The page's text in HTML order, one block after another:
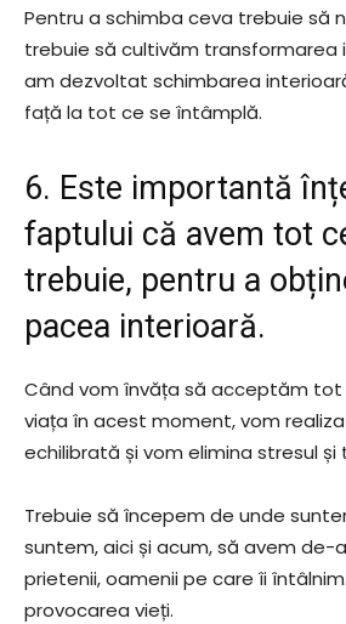
Pentru a schimba ceva trebuie să
trebuie să cultivăm transformarea
am dezvoltat schimbarea
față la tot ce se întâmplă.
6. Este importantă
faptului că avem tot
trebuie, pentru a
pacea interioară.
Când vom învăța să acceptăm
viața în acest moment, vom
echilibrată și vom elimina stresul și
Trebuie să începem de unde
suntem, aici și acum, să avem de-
prietenii, oamenii pe care îi
provocarea vieți.